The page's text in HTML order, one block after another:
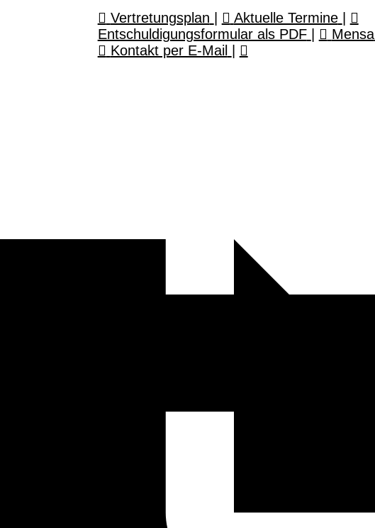
Vertretungsplan Aktuelle Termine
Entschuldigungsformular als PDF
Mensa
Kontakt per E-Mail